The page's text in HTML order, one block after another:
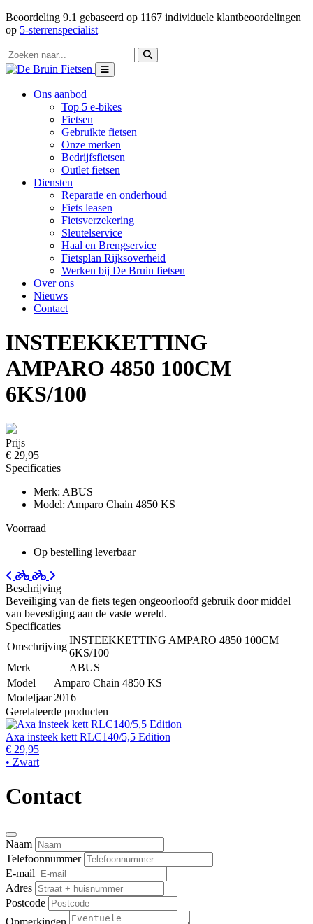
Beoordeling 9.1 gebaseerd op 1167 individuele klantbeoordelingen
op 5-sterrenspecialist
Ons aanbod
Top 5 e-bikes
Fietsen
Gebruikte fietsen
Onze merken
Bedrijfsfietsen
Outlet fietsen
Diensten
Reparatie en onderhoud
Fiets leasen
Fietsverzekering
Sleutelservice
Haal en Brengservice
Fietsplan Rijksoverheid
Werken bij De Bruin fietsen
Over ons
Nieuws
Contact
INSTEEKKETTING
AMPARO 4850 100CM
6KS/100
Prijs
€ 29,95
Specificaties
Merk: ABUS
Model: Amparo Chain 4850 KS
Voorraad
Op bestelling leverbaar
Beschrijving
Beveiliging van de fiets tegen ongeoorloofd gebruik door middel
van bevestiging aan de vaste wereld.
Specificaties
Omschrijving
INSTEEKKETTING AMPARO 4850 100CM
6KS/100
Merk
ABUS
Model
Amparo Chain 4850 KS
Modeljaar 2016
Gerelateerde producten
Axa insteek kett RLC140/5,5 Edition
€ 29,95
• Zwart
Contact
Naam
Telefoonnummer
E-mail
Adres
Postcode
Opmerkingen